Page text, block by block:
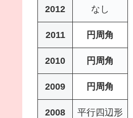
2012 なし
2011 円周角
2010 円周角
2009 円周角
2008 平行四辺形